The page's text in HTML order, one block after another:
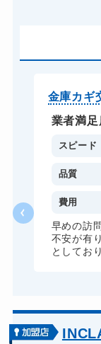
バイクカ
スーツケー
スーツケー
金庫カギ
金庫カギ
ドアノブ
金庫カギ
業者満足
スピード
品質
費用
早めの訪
不安が有
としてお